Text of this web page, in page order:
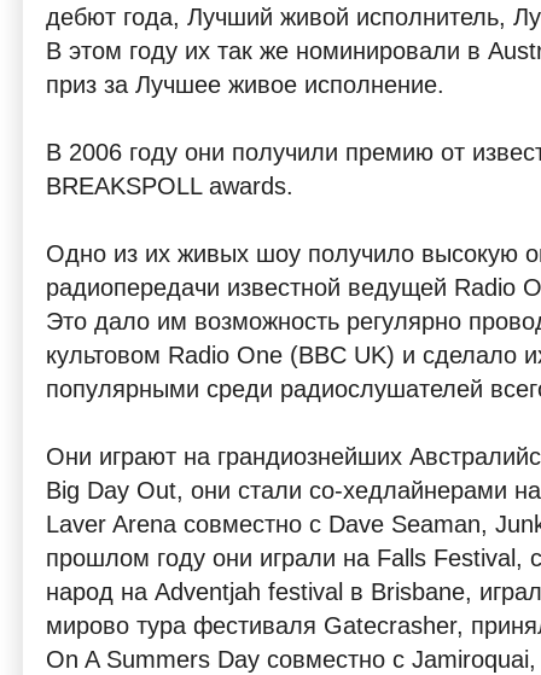
дебют года, Лучший живой исполнитель,
В этом году их так же номинировали в
приз за Лучшее живое исполнение.
В 2006 году они получили премию от
BREAKSPOLL awards.
Одно из их живых шоу получило высокую
радиопередачи известной ведущей Radio
Это дало им возможность регулярно
культовом Radio One (BBC UK) и сделало
популярными среди радиослушателей
Они играют на грандиознейших
Big Day Out, они стали со-хедлайнерами
Laver Arena совместно с Dave Seaman,
прошлом году они играли на Falls Festival,
народ на Adventjah festival в Brisbane,
мирово тура фестиваля Gatecrasher,
On A Summers Day совместно с